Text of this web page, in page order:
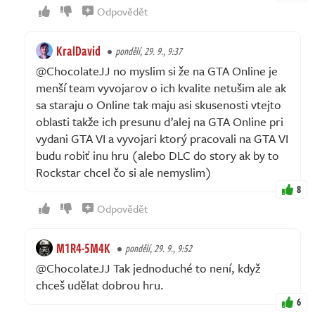
Odpovědět
KralDavid pondělí, 29. 9., 9:37
@ChocolateJJ no myslim si že na GTA Online je
menší team vyvojarov o ich kvalite netušim ale ak
sa staraju o Online tak maju asi skusenosti vtejto
oblasti takže ich presunu ďalej na GTA Online pri
vydani GTA VI a vyvojari ktorý pracovali na GTA VI
budu robiť inu hru (alebo DLC do story ak by to
Rockstar chcel čo si ale nemyslim)
8
Odpovědět
M1R4-5M4K pondělí, 29. 9., 9:52
@ChocolateJJ Tak jednoduché to není, když
chceš udělat dobrou hru.
6